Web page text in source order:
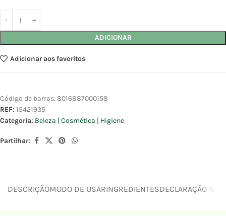
ADICIONAR
Adicionar aos favoritos
Código de barras:8016887000158
REF: 15421935
Categoria: Beleza | Cosmética | Higiene
Partilhar:
DESCRIÇÃOMODO DE USARINGREDIENTESDECLARAÇÃO